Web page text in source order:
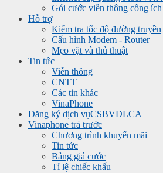
Gói cước viễn thông công ích
Hỗ trợ
Kiểm tra tốc độ đường truyền
Cấu hình Modem - Router
Mẹo vặt và thủ thuật
Tin tức
Viễn thông
CNTT
Các tin khác
VinaPhone
Đăng ký dịch vụCSBVDLCA
Vinaphone trả trước
Chương trình khuyến mãi
Tin tức
Bảng giá cước
Tỉ lệ chiếc khấu